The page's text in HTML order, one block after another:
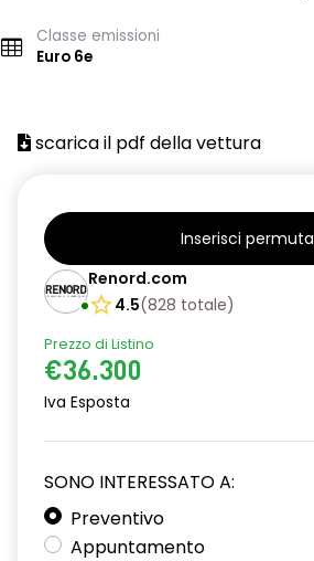
Classe emissioni
Euro 6e
scarica il pdf della vettura
Inserisci permuta
Renord.com
4.5(828 totale)
Prezzo di Listino
€36.300
Iva Esposta
SONO INTERESSATO A:
Preventivo
Appuntamento